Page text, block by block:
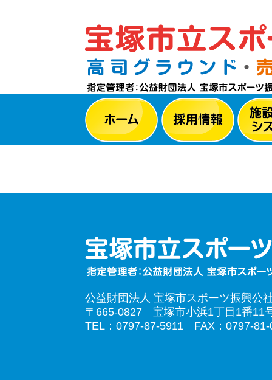
公益財団法人 宝塚市スポーツ振興公
〒665-0827 宝塚市小浜1丁目1番11
TEL：0797-87-5911 FAX：0797-81-